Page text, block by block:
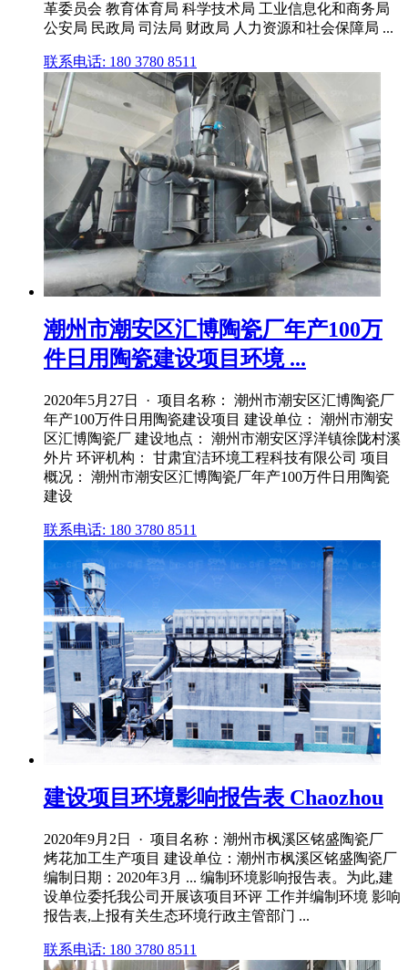
革委员会 教育体育局 科学技术局 工业信息化和商务局
公安局 民政局 司法局 财政局 人力资源和社会保障局 ...
联系电话: 180 3780 8511
潮州市潮安区汇博陶瓷厂年产100万
件日用陶瓷建设项目环境 ...
2020年5月27日 · 项目名称： 潮州市潮安区汇博陶瓷厂
年产100万件日用陶瓷建设项目 建设单位： 潮州市潮安
区汇博陶瓷厂 建设地点： 潮州市潮安区浮洋镇徐陇村溪
外片 环评机构： 甘肃宜洁环境工程科技有限公司 项目
概况： 潮州市潮安区汇博陶瓷厂年产100万件日用陶瓷
建设
联系电话: 180 3780 8511
建设项目环境影响报告表 Chaozhou
2020年9月2日 · 项目名称：潮州市枫溪区铭盛陶瓷厂
烤花加工生产项目 建设单位：潮州市枫溪区铭盛陶瓷厂
编制日期：2020年3月 ... 编制环境影响报告表。为此,建
设单位委托我公司开展该项目环评 工作并编制环境 影响
报告表,上报有关生态环境行政主管部门 ...
联系电话: 180 3780 8511